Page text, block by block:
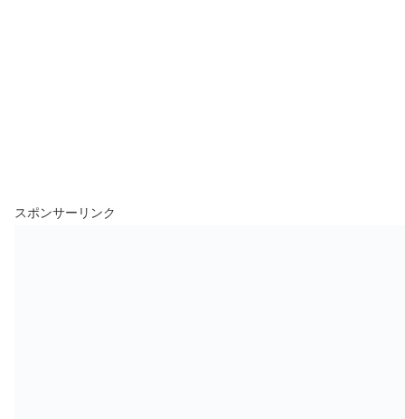
スポンサーリンク